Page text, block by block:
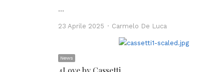
…
23 Aprile 2025 Author
Carmelo De Luca
News